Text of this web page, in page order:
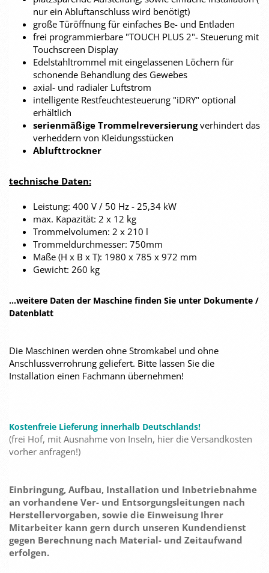
nur ein Abluftanschluss wird benötigt)
große Türöffnung für einfaches Be- und Entladen
frei programmierbare "TOUCH PLUS 2"- Steuerung mit
Touchscreen Display
Edelstahltrommel mit eingelassenen Löchern für
schonende Behandlung des Gewebes
axial- und radialer Luftstrom
intelligente Restfeuchtesteuerung "iDRY" optional
erhältlich
serienmäßige Trommelreversierungverhindert das
verheddern von Kleidungsstücken
Ablufttrockner
technische Daten:
Leistung: 400 V / 50 Hz - 25,34 kW
max. Kapazität: 2 x 12 kg
Trommelvolumen: 2 x 210 l
Trommeldurchmesser: 750mm
Maße (H x B x T): 1980 x 785 x 972 mm
Gewicht: 260 kg
...weitere Daten der Maschine finden Sie unter Dokumente /
Datenblatt
Die Maschinen werden ohne Stromkabel und ohne
Anschlussverrohrung geliefert. Bitte lassen Sie die
Installation einen Fachmann übernehmen!
Kostenfreie Lieferung innerhalb Deutschlands!
(frei Hof, mit Ausnahme von Inseln, hier die Versandkosten
vorher anfragen!)
Einbringung, Aufbau, Installation und Inbetriebnahme
an vorhandene Ver- und Entsorgungsleitungen nach
Herstellervorgaben, sowie die Einweisung Ihrer
Mitarbeiter kann gern durch unseren Kundendienst
gegen Berechnung nach Material- und Zeitaufwand
erfolgen.